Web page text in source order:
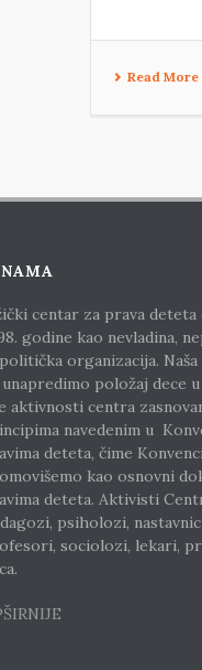
Read More
centar za prava deteta
godine kao nevladina,
organizacija. Naša
unapredimo položaj dece
aktivnosti centra
navedenim u
deteta, čime
kao osnovni
deteta. Aktivisti
psiholozi,
sociolozi, lekari,